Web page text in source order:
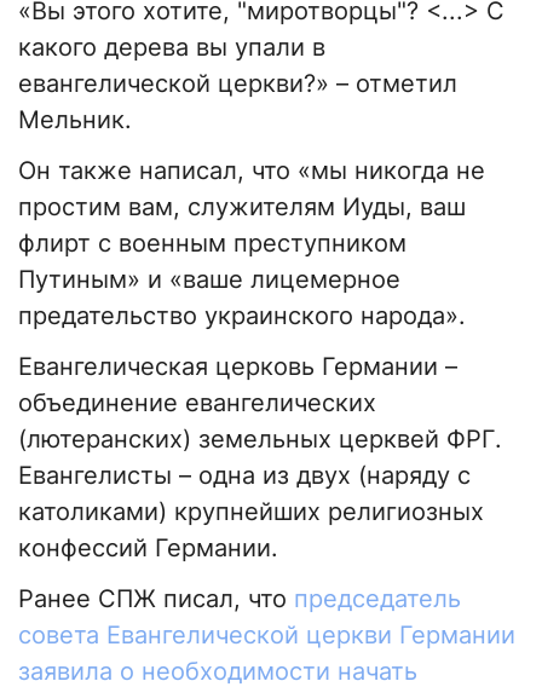
«Вы этого хотите, "миротворцы"? <...> С
какого дерева вы упали в
евангелической церкви?» – отметил
Мельник.
Он также написал, что «мы никогда не
простим вам, служителям Иуды, ваш
флирт с военным преступником
Путиным» и «ваше лицемерное
предательство украинского народа».
Евангелическая церковь Германии –
объединение евангелических
(лютеранских) земельных церквей ФРГ.
Евангелисты – одна из двух (наряду с
католиками) крупнейших религиозных
конфессий Германии.
Ранее СПЖ писал, что председатель
совета Евангелической церкви Германии
заявила о необходимости начать